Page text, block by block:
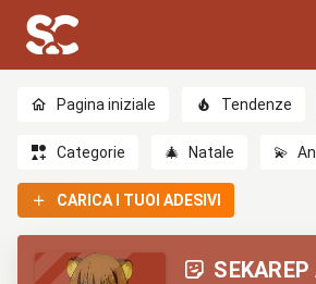
Pagina iniziale Tendenze
Categorie 🎄 Natale 💫
CARICA I TUOI ADESIVI
SEKAREP